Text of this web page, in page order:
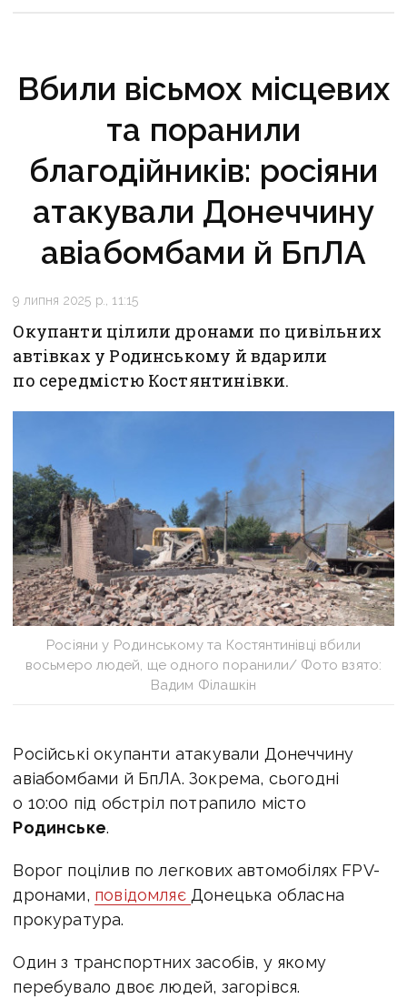
Вбили вісьмох місцевих
та поранили
благодійників: росіяни
атакували Донеччину
авіабомбами й БпЛА
9 липня 2025 р., 11:15
Окупанти цілили дронами по цивільних
автівках у Родинському й вдарили
по середмістю Костянтинівки.
Росіяни у Родинському та Костянтинівці вбили
восьмеро людей, ще одного поранили/ Фото взято:
Вадим Філашкін
Російські окупанти атакували Донеччину
авіабомбами й БпЛА. Зокрема, сьогодні
о 10:00 під обстріл потрапило місто
Родинське.
Ворог поцілив по легкових автомобілях FPV-
дронами, повідомляє Донецька обласна
прокуратура.
Один з транспортних засобів, у якому
перебувало двоє людей, загорівся.